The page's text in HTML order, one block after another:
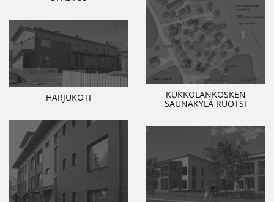
KUKKOLANKOSKEN
SAUNAKYLÄ RUOTSI
HARJUKOTI